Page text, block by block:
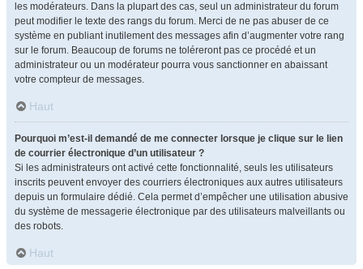
les modérateurs. Dans la plupart des cas, seul un administrateur du forum
peut modifier le texte des rangs du forum. Merci de ne pas abuser de ce
système en publiant inutilement des messages afin d’augmenter votre rang
sur le forum. Beaucoup de forums ne toléreront pas ce procédé et un
administrateur ou un modérateur pourra vous sanctionner en abaissant
votre compteur de messages.
Haut
Pourquoi m’est-il demandé de me connecter lorsque je clique sur le lien
de courrier électronique d’un utilisateur ?
Si les administrateurs ont activé cette fonctionnalité, seuls les utilisateurs
inscrits peuvent envoyer des courriers électroniques aux autres utilisateurs
depuis un formulaire dédié. Cela permet d’empêcher une utilisation abusive
du système de messagerie électronique par des utilisateurs malveillants ou
des robots.
Haut